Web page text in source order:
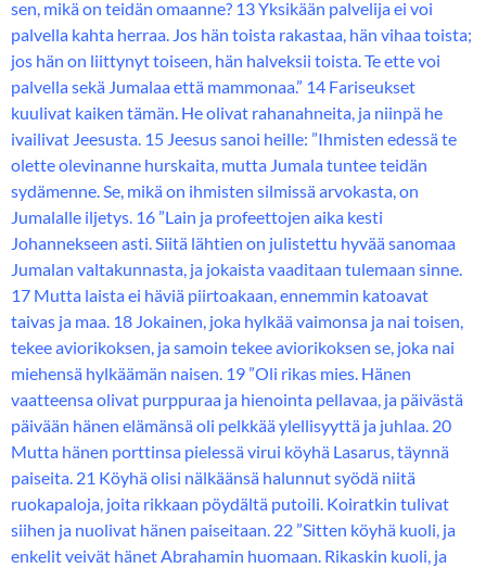
sen, mikä on teidän omaanne? 13 Yksikään palvelija ei voi
palvella kahta herraa. Jos hän toista rakastaa, hän vihaa toista;
jos hän on liittynyt toiseen, hän halveksii toista. Te ette voi
palvella sekä Jumalaa että mammonaa.” 14 Fariseukset
kuulivat kaiken tämän. He olivat rahanahneita, ja niinpä he
ivailivat Jeesusta. 15 Jeesus sanoi heille: ”Ihmisten edessä te
olette olevinanne hurskaita, mutta Jumala tuntee teidän
sydämenne. Se, mikä on ihmisten silmissä arvokasta, on
Jumalalle iljetys. 16 ”Lain ja profeettojen aika kesti
Johannekseen asti. Siitä lähtien on julistettu hyvää sanomaa
Jumalan valtakunnasta, ja jokaista vaaditaan tulemaan sinne.
17 Mutta laista ei häviä piirtoakaan, ennemmin katoavat
taivas ja maa. 18 Jokainen, joka hylkää vaimonsa ja nai toisen,
tekee aviorikoksen, ja samoin tekee aviorikoksen se, joka nai
miehensä hylkäämän naisen. 19 ”Oli rikas mies. Hänen
vaatteensa olivat purppuraa ja hienointa pellavaa, ja päivästä
päivään hänen elämänsä oli pelkkää ylellisyyttä ja juhlaa. 20
Mutta hänen porttinsa pielessä virui köyhä Lasarus, täynnä
paiseita. 21 Köyhä olisi nälkäänsä halunnut syödä niitä
ruokapaloja, joita rikkaan pöydältä putoili. Koiratkin tulivat
siihen ja nuolivat hänen paiseitaan. 22 ”Sitten köyhä kuoli, ja
enkelit veivät hänet Abrahamin huomaan. Rikaskin kuoli, ja